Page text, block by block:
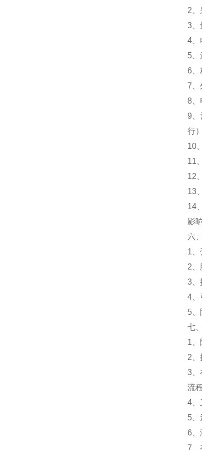
2、
3、
4、
5、
6、
7、
8、
9
行
10
11
12
13
14
影响
六
1、
2、
3、
4、
5、
七
1、
2、
3、
流
4、
5、
6、
7、